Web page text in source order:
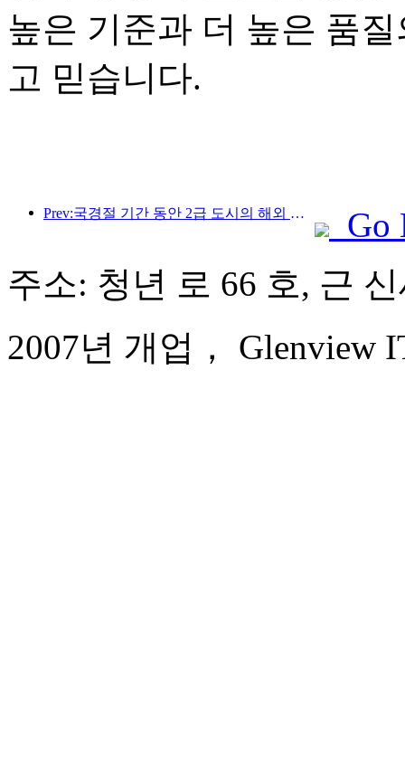
높은 기준과 더 높은 품
고 믿습니다.
Prev:국경절 기간 동안 2급 도시의 해외 여행 및 와인 주문이 전년 동기 대비 70% 증가했습니다.
Go
주소: 청년 로 66 호, 근
2007년 개업， Glenview